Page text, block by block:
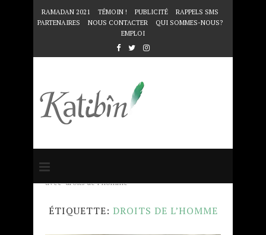
RAMADAN 2021 TÉMOIN ! PUBLICITÉ
RAPPELS SMS
PARTENAIRES
NOUS CONTACTER
QUI SOMMES-NOUS?
EMPLOI
Accueil
avec "droits de l’homme"
ÉTIQUETTE: DROITS DE L’HOMME